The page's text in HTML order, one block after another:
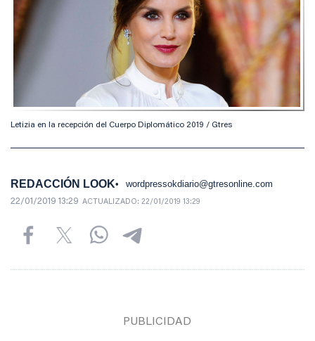
Letizia en la recepción del Cuerpo Diplomático 2019 / Gtres
REDACCIÓN LOOK wordpressokdiario@gtresonline.com
22/01/2019 13:29 ACTUALIZADO: 22/01/2019 13:29